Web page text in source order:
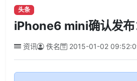
头条
iPhone6 mini确认发布
资讯 佚名 2015-01-02